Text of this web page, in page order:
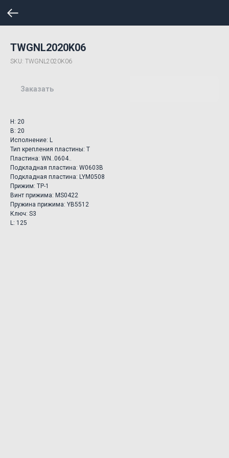
TWGNL2020K06
SKU: TWGNL2020K06
Заказать
H: 20
B: 20
Исполнение: L
Тип крепления пластины: T
Пластина: WN..0604..
Подкладная пластина: W0603B
Подкладная пластина: LYM0508
Прижим: TP-1
Винт прижима: MS0422
Пружина прижима: YB5512
Ключ: S3
L: 125